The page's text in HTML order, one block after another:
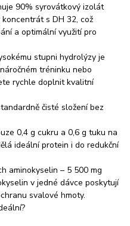
90% syrovátkový izolát
s DH 32, což
a optimální využití pro
stupni hydrolýzy je
tréninku nebo
rychle doplnit kvalitní
čisté složení bez
0,4 g cukru a 0,6 g tuku na
ideální protein i do redukční
aminokyselin – 5 500 mg
v jedné dávce poskytují
svalové hmoty.